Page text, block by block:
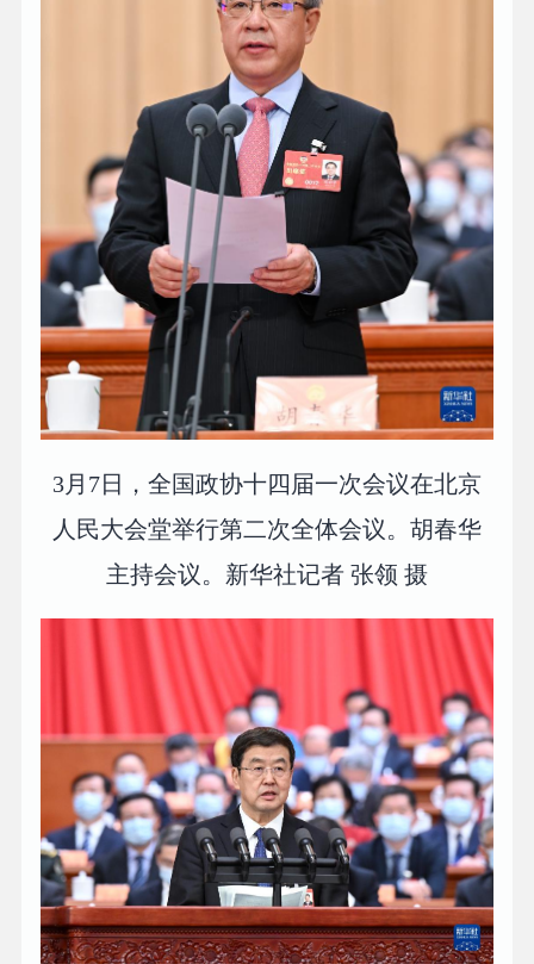
3月7日，全国政协十四届一次会议在北京
人民大会堂举行第二次全体会议。胡春华
主持会议。新华社记者 张领 摄